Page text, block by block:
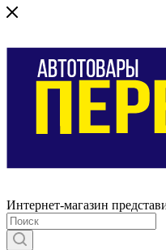
Интернет-магазин